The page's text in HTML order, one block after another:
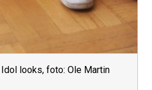
looks, foto: Ole Martin